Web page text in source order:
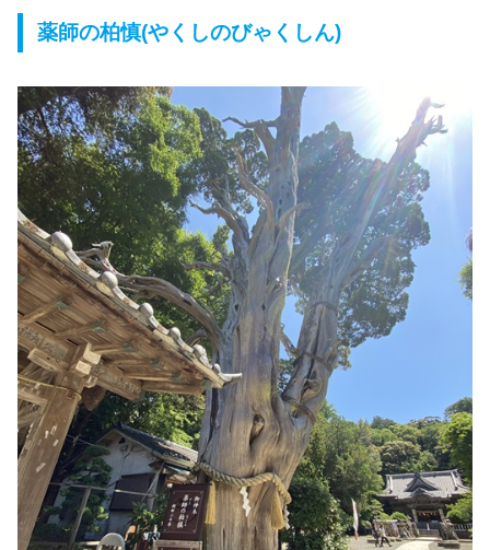
薬師の柏慎(やくしのびゃくしん)